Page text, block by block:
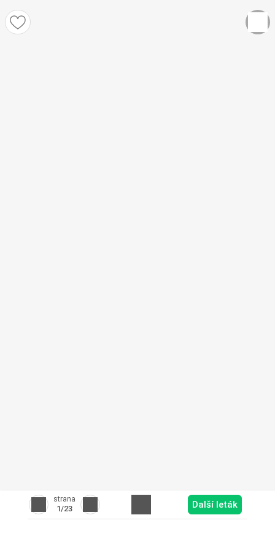
strana
1/23 Další leták